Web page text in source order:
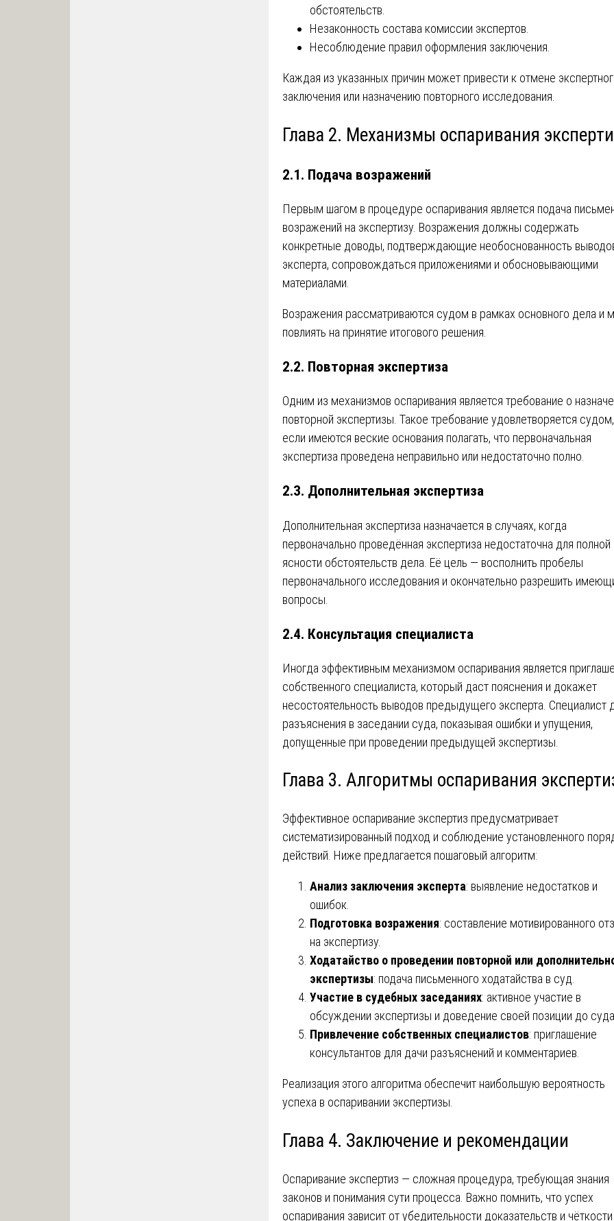
обстоятельств.
Незаконность состава комиссии экспертов.
Несоблюдение правил оформления заключения.
Каждая из указанных причин может привести к отмене
заключения или назначению повторного исследования.
Глава 2. Механизмы оспаривания
2.1. Подача возражений
Первым шагом в процедуре оспаривания является подача
возражений на экспертизу. Возражения должны содержать
конкретные доводы, подтверждающие необоснованность
эксперта, сопровождаться приложениями и обосновывающими
материалами.
Возражения рассматриваются судом в рамках основного дела и
повлиять на принятие итогового решения.
2.2. Повторная экспертиза
Одним из механизмов оспаривания является требование о
повторной экспертизы. Такое требование удовлетворяется судом,
если имеются веские основания полагать, что первоначальная
экспертиза проведена неправильно или недостаточно полно.
2.3. Дополнительная экспертиза
Дополнительная экспертиза назначается в случаях, когда
первоначально проведённая экспертиза недостаточна для полной
ясности обстоятельств дела. Её цель — восполнить пробелы
первоначального исследования и окончательно разрешить
вопросы.
2.4. Консультация специалиста
Иногда эффективным механизмом оспаривания является
собственного специалиста, который даст пояснения и докажет
несостоятельность выводов предыдущего эксперта. Специалист
разъяснения в заседании суда, показывая ошибки и упущения,
допущенные при проведении предыдущей экспертизы.
Глава 3. Алгоритмы оспаривания
Эффективное оспаривание экспертиз предусматривает
систематизированный подход и соблюдение установленного
действий. Ниже предлагается пошаговый алгоритм:
Анализ заключения эксперта: выявление недостатков и
ошибок.
Подготовка возражения: составление мотивированного
на экспертизу.
Ходатайство о проведении повторной или
экспертизы: подача письменного ходатайства в суд.
Участие в судебных заседаниях: активное участие в
обсуждении экспертизы и доведение своей позиции до
Привлечение собственных специалистов: приглашение
консультантов для дачи разъяснений и комментариев.
Реализация этого алгоритма обеспечит наибольшую вероятность
успеха в оспаривании экспертизы.
Глава 4. Заключение и рекомендации
Оспаривание экспертиз — сложная процедура, требующая знания
законов и понимания сути процесса. Важно помнить, что успех
оспаривания зависит от убедительности доказательств и чёткости